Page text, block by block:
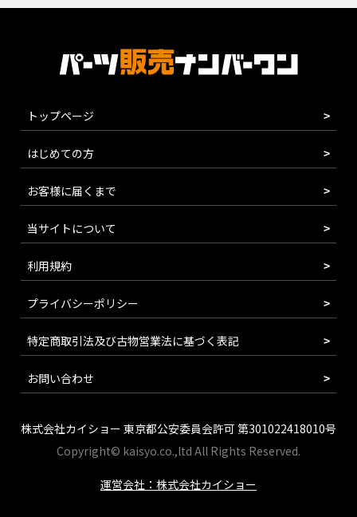
トップページ
はじめての方
お客様に届くまで
当サイトについて
利用規約
プライバシーポリシー
特定商取引法及び古物営業法に基づく表記
お問い合わせ
株式会社カイショー 東京都公安委員会許可 第301022418010号
Copyright© kaisyo.co.,ltd All Rights Reserved.
運営会社：株式会社カイショー